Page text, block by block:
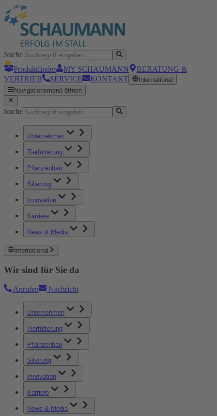
Suche
Produktfinder
MY SCHAUMANN
BERATUNG &
VERTRIEB
SERVICE KONTAKT
International
Navigationsmenü öffnen
Suche
Unternehmen
Tierfütterung
Pflanzenbau
Silierung
Innovation
Karriere
News & Media
International
Wir sind für Sie da
Anrufen Nachricht
Unternehmen
Tierfütterung
Pflanzenbau
Silierung
Innovation
Karriere
News & Media